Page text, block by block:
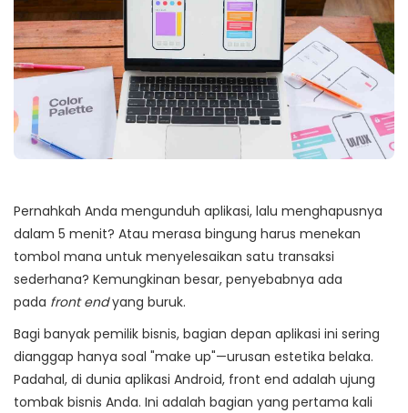
Pernahkah Anda mengunduh aplikasi, lalu menghapusnya
dalam 5 menit? Atau merasa bingung harus menekan
tombol mana untuk menyelesaikan satu transaksi
sederhana? Kemungkinan besar, penyebabnya ada
pada front endyang buruk.
Bagi banyak pemilik bisnis, bagian depan aplikasi ini sering
dianggap hanya soal "make up"—urusan estetika belaka.
Padahal, di dunia aplikasi Android, front end adalah ujung
tombak bisnis Anda. Ini adalah bagian yang pertama kali